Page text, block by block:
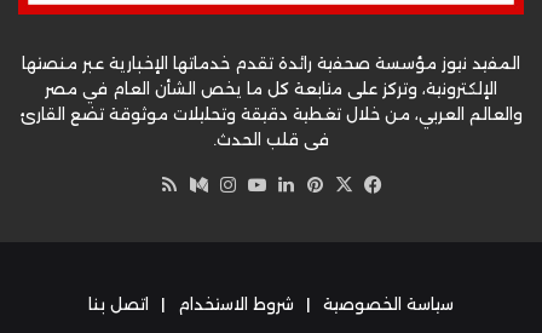
المفيد نيوز مؤسسة صحفية رائدة تقدم خدماتها الإخبارية عبر منصتها
الإلكترونية، وتركز على متابعة كل ما يخص الشأن العام في مصر
والعالم العربي، من خلال تغطية دقيقة وتحليلات موثوقة تضع القارئ
في قلب الحدث.
فيسبوك
‫X بينتيريست
لينكدإن‫YouTube
انستقرام
وسط
سياسة الخصوصية | شروط الاستخدام | اتصل بنا